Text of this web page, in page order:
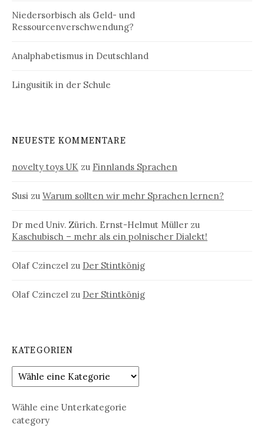
Niedersorbisch als Geld- und
Ressourcenverschwendung?
Analphabetismus in Deutschland
Lingusitik in der Schule
NEUESTE KOMMENTARE
novelty toys UK zu Finnlands Sprachen
Susi zu Warum sollten wir mehr Sprachen lernen?
Dr med Univ. Zürich. Ernst-Helmut Müller zu
Kaschubisch – mehr als ein polnischer Dialekt!
Olaf Czinczel zu Der Stintkönig
Olaf Czinczel zu Der Stintkönig
KATEGORIEN
Wähle eine Unterkategorie
category